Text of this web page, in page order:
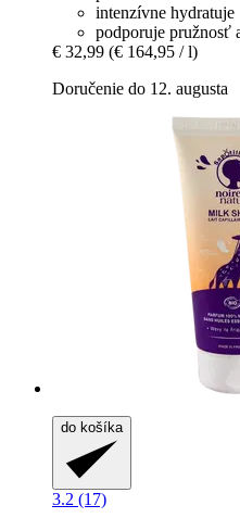
intenzívne hydratuje
podporuje pružnosť
€ 32,99 (€ 164,95 / l)
Doručenie do 12. augusta
do košíka
3.2 (17)